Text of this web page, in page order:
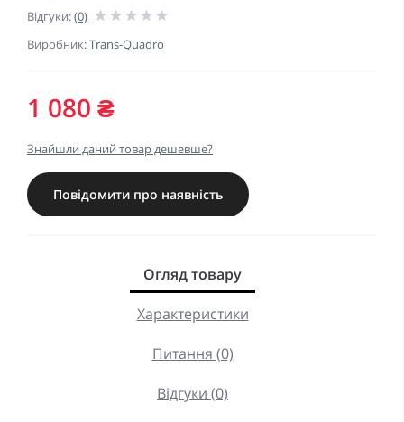
Відгуки:(0)
Виробник:Trans-Quadro
1 080 ₴
Знайшли даний товар дешевше?
Повідомити про наявність
Огляд товару
Характеристики
Питання (0)
Відгуки (0)